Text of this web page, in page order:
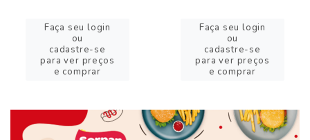
Faça seu login
ou
cadastre-se
para ver preços
e comprar
Faça seu login
ou
cadastre-se
para ver preços
e comprar